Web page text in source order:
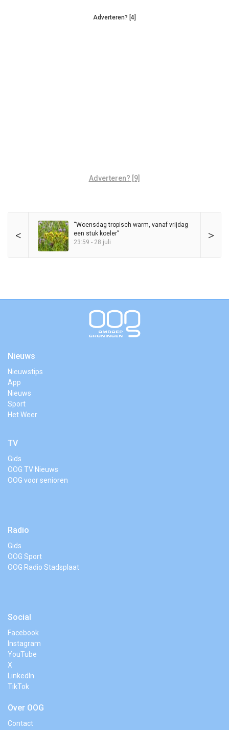
Adverteren? [4]
Adverteren? [9]
< >
“Woensdag tropisch warm, vanaf vrijdag
een stuk koeler”
23:59 - 28 juli
Nieuws
Nieuwstips
App
Nieuws
Sport
Het Weer
TV
Gids
OOG TV Nieuws
OOG voor senioren
Radio
Gids
OOG Sport
OOG Radio Stadsplaat
Social
Facebook
Instagram
YouTube
X
LinkedIn
TikTok
Over OOG
Contact